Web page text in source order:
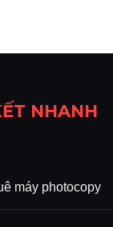
máy, giúp
làm việc của
in khổ A3,
in các giấy
(Automatic
NHANH
máy photocopy